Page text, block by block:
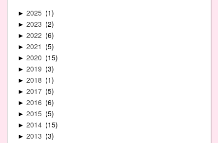
► 2025 1
► 2023 2
► 2022 6
► 2021 5
► 2020 15
► 2019 3
► 2018 1
► 2017 5
► 2016 6
► 2015 5
► 2014 15
► 2013 3